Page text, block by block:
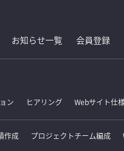
お知らせ一覧 会員登録
ン ヒアリング Webサイト仕
作成 プロジェクトチーム編成